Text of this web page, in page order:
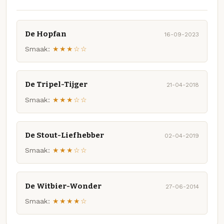
De Hopfan 16-09-2023
Smaak: ★★★☆☆
De Tripel-Tijger 21-04-2018
Smaak: ★★★☆☆
De Stout-Liefhebber 02-04-2019
Smaak: ★★★☆☆
De Witbier-Wonder 27-06-2014
Smaak: ★★★★☆